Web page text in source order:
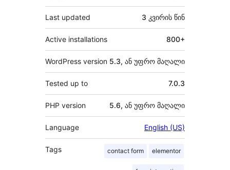
Last updated 3 კვირის წინ
Active installations 800+
WordPress version 5.3, ან უფრო მაღალი
Tested up to 7.0.3
PHP version 5.6, ან უფრო მაღალი
Language English (US)
Tags contact form elementor